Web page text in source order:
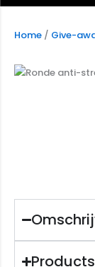
Home / Give-